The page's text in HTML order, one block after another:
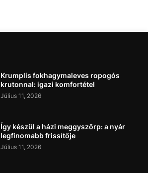
Krumplis fokhagymaleves ropogós
krutonnal: igazi komfortétel
Július 11, 2026
Így készül a házi meggyszörp: a nyár
legfinomabb frissítője
Július 11, 2026